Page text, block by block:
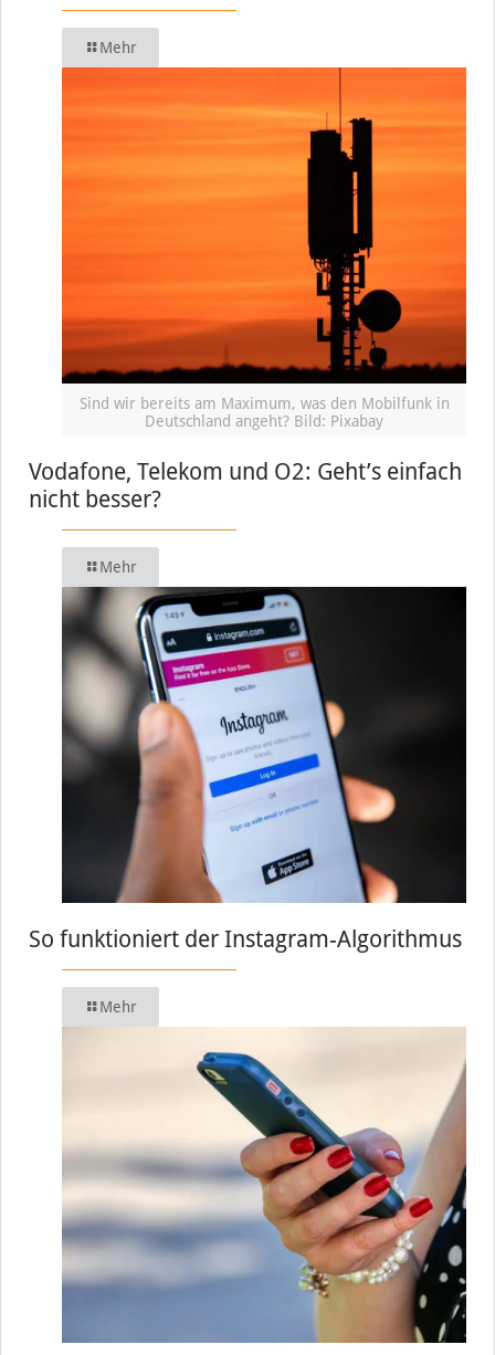
Mehr
Sind wir bereits am Maximum, was den Mobilfunk in
Deutschland angeht? Bild: Pixabay
Vodafone, Telekom und O2: Geht’s einfach
nicht besser?
Mehr
So funktioniert der Instagram-Algorithmus
Mehr